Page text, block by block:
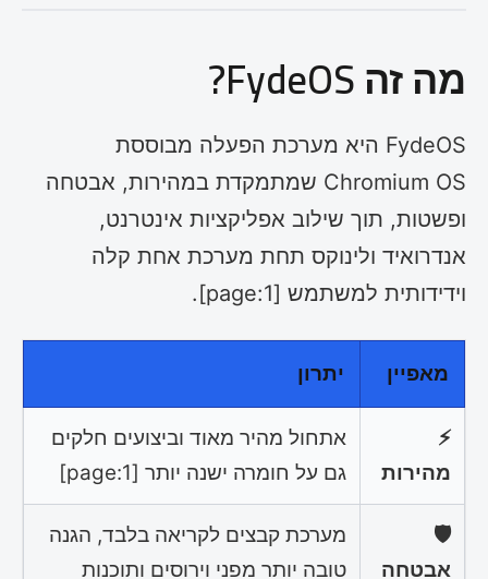
מה זה FydeOS?
FydeOS היא מערכת הפעלה מבוססת
Chromium OS שמתמקדת במהירות, אבטחה
ופשטות, תוך שילוב אפליקציות אינטרנט,
אנדרואיד ולינוקס תחת מערכת אחת קלה
וידידותית למשתמש [page:1].
מאפיין יתרון
⚡
מהירות
אתחול מהיר מאוד וביצועים חלקים
גם על חומרה ישנה יותר [page:1]
🛡️
אבטחה
מערכת קבצים לקריאה בלבד, הגנה
טובה יותר מפני וירוסים ותוכנות